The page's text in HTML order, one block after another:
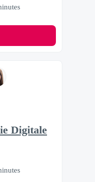
Digitale